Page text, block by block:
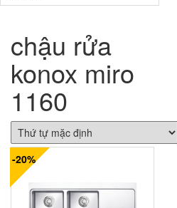
chậu rửa
konox miro
1160
-20%